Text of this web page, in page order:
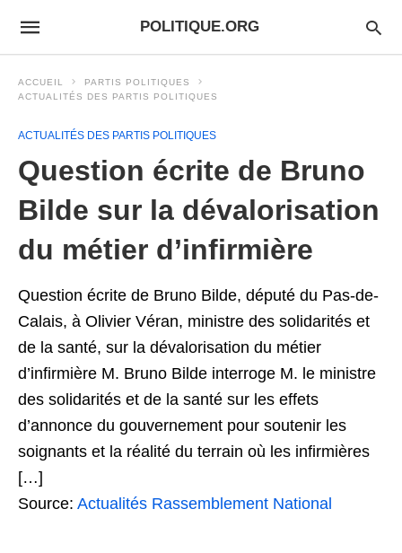
POLITIQUE.ORG
ACCUEIL
PARTIS POLITIQUES
ACTUALITÉS DES PARTIS POLITIQUES
ACTUALITÉS DES PARTIS POLITIQUES
Question écrite de Bruno
Bilde sur la dévalorisation
du métier d’infirmière
Question écrite de Bruno Bilde, député du Pas-de-
Calais, à Olivier Véran, ministre des solidarités et
de la santé, sur la dévalorisation du métier
d’infirmière M. Bruno Bilde interroge M. le ministre
des solidarités et de la santé sur les effets
d’annonce du gouvernement pour soutenir les
soignants et la réalité du terrain où les infirmières
[…]
Source: Actualités Rassemblement National